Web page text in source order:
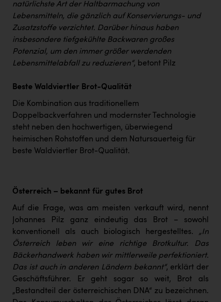
natürlichste Art der Haltbarmachung von
Lebensmitteln, die gänzlich auf Konservierungs- und
Zusatzstoffe verzichtet. Darüber hinaus haben
insbesondere tiefgekühlte Backwaren großes
Potenzial, um den immer größer werdenden
Lebensmittelabfall zu reduzieren“, betont Pilz
Beste Waldviertler Brot-Qualität
Die Kombination aus traditionellem
Doppelbackverfahren und modernster Technologie
steht neben den hochwertigen, überwiegend
heimischen Rohstoffen und dem Natursauerteig für
beste Waldviertler Brot-Qualität.
Österreich – bekannt für gutes Brot
Auf die Frage, was am meisten verkauft wird, nennt
Johannes Pilz ganz eindeutig das Brot – sowohl
konventionell als auch biologisch hergestelltes. „In
Österreich leben wir eine richtige Brotkultur. Das
Bäckerhandwerk haben wir mittlerweile perfektioniert.
Das ist auch in anderen Ländern bekannt“, erklärt der
Geschäftsführer. Er geht sogar so weit, Brot als
„Bestandteil der österreichischen DNA“ zu bezeichnen.